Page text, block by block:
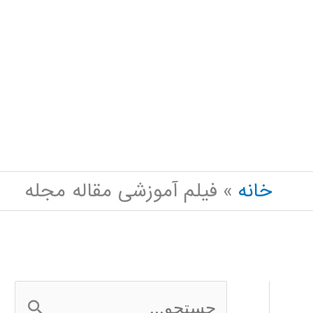
خانه
فیلم آموزشی مقاله مجله